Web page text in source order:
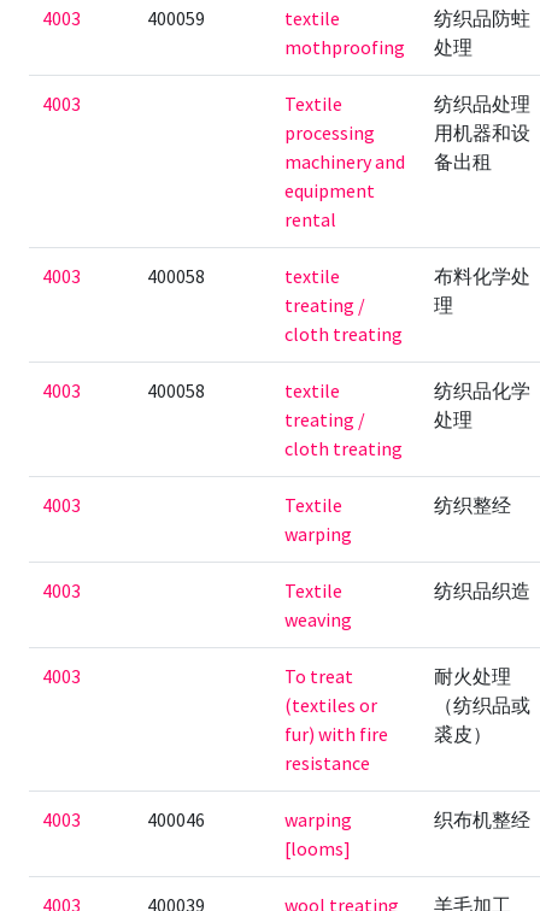
4003 400059
textile
mothproofing
纺织品防蛀
处理
4003
Textile
processing
machinery and
equipment
rental
纺织品处理
用机器和设
备出租
4003 400058
textile
treating /
cloth treating
布料化学处
理
4003 400058
textile
treating /
cloth treating
纺织品化学
处理
4003
Textile
warping
纺织整经
4003
Textile
weaving
纺织品织造
4003
To treat
(textiles or
fur) with fire
resistance
耐火处理
（纺织品或
裘皮）
4003 400046
warping
[looms]
织布机整经
4003 400039 wool treating 羊毛加工